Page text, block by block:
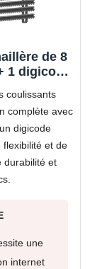
de 8
1 digicode
coulissants
complète avec
digicode
flexibilité et de
durabilité et
une
internet